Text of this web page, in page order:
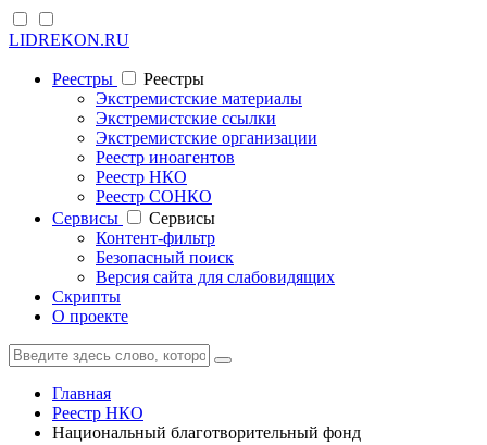
LIDREKON.RU
Реестры
Реестры
Экстремистские материалы
Экстремистские ссылки
Экстремистские организации
Реестр иноагентов
Реестр НКО
Реестр СОНКО
Cервисы
Cервисы
Контент-фильтр
Безопасный поиск
Версия сайта для слабовидящих
Скрипты
О проекте
Главная
Реестр НКО
Национальный благотворительный фонд